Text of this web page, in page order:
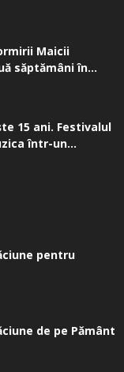
Maicii
săptămâni în...
15 ani. Festivalul
într-un...
pentru
de pe Pământ